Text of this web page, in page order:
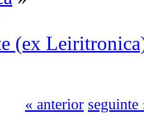
(ex
« anterior seguinte